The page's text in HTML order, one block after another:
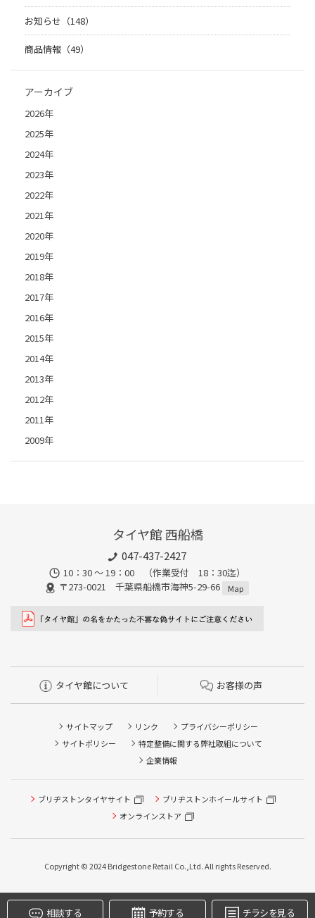
お知らせ（148）
商品情報（49）
アーカイブ
2026年
2025年
2024年
2023年
2022年
2021年
2020年
2019年
2018年
2017年
2016年
2015年
2014年
2013年
2012年
2011年
2009年
タイヤ館 西船橋
047-437-2427
10：30 ～ 19：00 （作業受付 18：30迄）
〒273-0021 千葉県船橋市海神5-29-66
Map
タイヤ館について お客様の声
サイトマップ リンク
プライバシーポリシー
サイトポリシー
特定整備に関する弊社取組について
企業情報
ブリヂストンタイヤサイト
ブリヂストンホイールサイト
オンラインストア
Copyright © 2024 Bridgestone Retail Co.,Ltd. All rights Reserved.
相談する 予約する チラシを見る
タイヤ点検・安全点検/タイヤ履き替え/オイル交換/その他
ピット作業の予約
本日のタイヤ履き替え順番待ち予約 ※クローク契約会員の